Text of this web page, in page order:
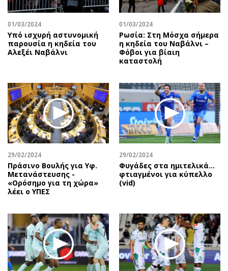
Περιβάλλον
Κόσμος
Παράξενα
Θέατρο-Χορός
Μουσική
Εικαστικά
Βιβλίο
Χειρόγραφα
Ταξίδια
Έξοδος
Media
Εκπομπές
Podcasts
Uncut
Προσφορές
Προσωπικότητες στην ''Κ''
Επιστολές
01/03/2024
Υπό ισχυρή αστυνομική
παρουσία η κηδεία του
Αλεξέι Ναβάλνι
01/03/2024
Ρωσία: Στη Μόσχα σήμερα
η κηδεία του Ναβάλνι –
Φόβοι για βίαιη
καταστολή
29/02/2024
Πράσινο Βουλής για Υφ.
Μετανάστευσης -
«Ορόσημο για τη χώρα»
λέει ο ΥΠΕΣ
29/02/2024
Φυγάδες στα ημιτελικά…
φτιαγμένοι για κύπελλο
(vid)